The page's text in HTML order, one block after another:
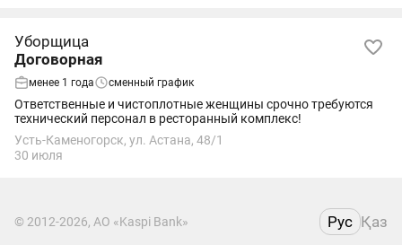
Уборщица
Договорная
менее 1 года сменный график
Ответственные и чистоплотные женщины срочно требуются
технический персонал в ресторанный комплекс!
Усть-Каменогорск, ул. Астана, 48/1
30 июля
© 2012-2026, АО «Kaspi Bank» Рус Қаз